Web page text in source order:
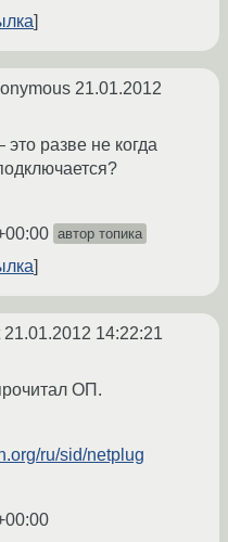
21.01.2012
разве не когда
автор топика
21.01.2012 14:22:21
ОП.
ru/sid/netplug